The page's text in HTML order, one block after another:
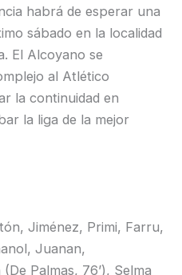
habrá de esperar una
sábado en la localidad
El Alcoyano se
al Atlético
la continuidad en
la liga de la mejor
Jiménez, Primi, Farru,
Juanan,
Palmas, 76’), Selma